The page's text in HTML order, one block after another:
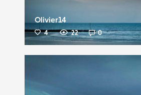
Olivier14
4 22 0